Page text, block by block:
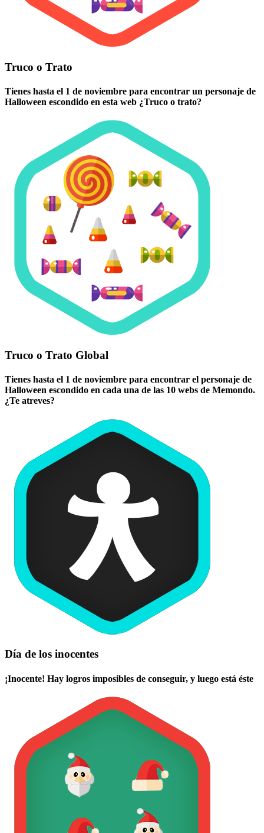
Truco o Trato
Tienes hasta el 1 de noviembre para encontrar un personaje de
Halloween escondido en esta web ¿Truco o trato?
Truco o Trato Global
Tienes hasta el 1 de noviembre para encontrar el personaje de
Halloween escondido en cada una de las 10 webs de Memondo.
¿Te atreves?
Día de los inocentes
¡Inocente! Hay logros imposibles de conseguir, y luego está éste